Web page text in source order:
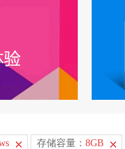
存储容量： 8GB